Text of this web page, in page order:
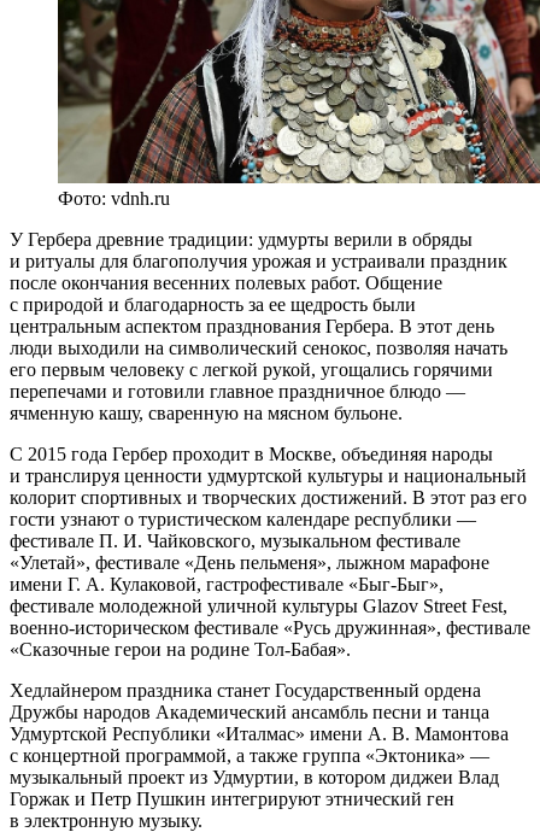
Фото: vdnh.ru
У Гербера древние традиции: удмурты верили в обряды
и ритуалы для благополучия урожая и устраивали праздник
после окончания весенних полевых работ. Общение
с природой и благодарность за ее щедрость были
центральным аспектом празднования Гербера. В этот день
люди выходили на символический сенокос, позволяя начать
его первым человеку с легкой рукой, угощались горячими
перепечами и готовили главное праздничное блюдо —
ячменную кашу, сваренную на мясном бульоне.
С 2015 года Гербер проходит в Москве, объединяя народы
и транслируя ценности удмуртской культуры и национальный
колорит спортивных и творческих достижений. В этот раз его
гости узнают о туристическом календаре республики —
фестивале П. И. Чайковского, музыкальном фестивале
«Улетай», фестивале «День пельменя», лыжном марафоне
имени Г. А. Кулаковой, гастрофестивале «Быг-Быг»,
фестивале молодежной уличной культуры Glazov Street Fest,
военно-историческом фестивале «Русь дружинная», фестивале
«Сказочные герои на родине Тол-Бабая».
Хедлайнером праздника станет Государственный ордена
Дружбы народов Академический ансамбль песни и танца
Удмуртской Республики «Италмас» имени А. В. Мамонтова
с концертной программой, а также группа «Эктоника» —
музыкальный проект из Удмуртии, в котором диджеи Влад
Горжак и Петр Пушкин интегрируют этнический ген
в электронную музыку.